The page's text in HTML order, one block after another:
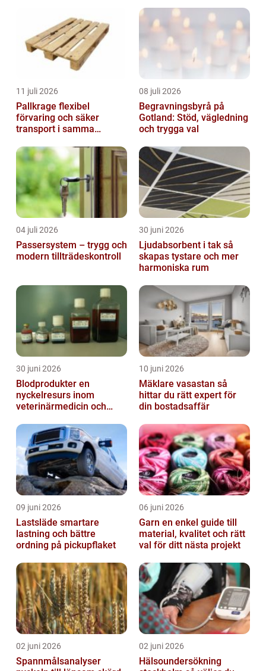
11 juli 2026
Pallkrage flexibel
förvaring och säker
transport i samma
08 juli 2026
Begravningsbyrå på
Gotland: Stöd, vägledning
och trygga val
04 juli 2026
Passersystem – trygg och
modern tillträdeskontroll
30 juni 2026
Ljudabsorbent i tak så
skapas tystare och mer
harmoniska rum
30 juni 2026
Blodprodukter en
nyckelresurs inom
veterinärmedicin och
10 juni 2026
Mäklare vasastan så
hittar du rätt expert för
din bostadsaffär
09 juni 2026
Lastsläde smartare
lastning och bättre
ordning på pickupflaket
06 juni 2026
Garn en enkel guide till
material, kvalitet och rätt
val för ditt nästa projekt
02 juni 2026
Spannmålsanalyser
02 juni 2026
Hälsoundersökning